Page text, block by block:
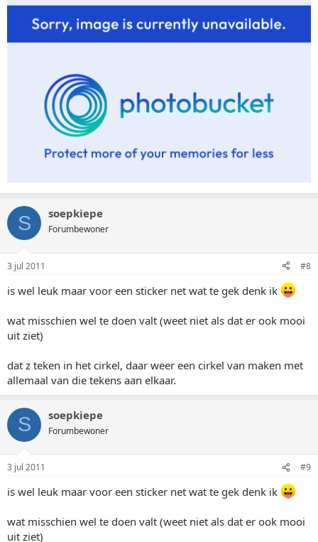
S soepkiepe
Forumbewoner
3 jul 2011 #8
is wel leuk maar voor een sticker net wat te gek denk ik
wat misschien wel te doen valt (weet niet als dat er ook mooi
uit ziet)
dat z teken in het cirkel, daar weer een cirkel van maken met
allemaal van die tekens aan elkaar.
S soepkiepe
Forumbewoner
3 jul 2011 #9
is wel leuk maar voor een sticker net wat te gek denk ik
wat misschien wel te doen valt (weet niet als dat er ook mooi
uit ziet)